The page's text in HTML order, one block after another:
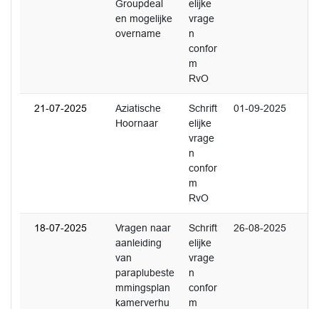
Groupdeal
en mogelijke
overname
elijke
vrage
n
confor
m
RvO
21-07-2025
Aziatische
Hoornaar
Schrift
elijke
vrage
n
confor
m
RvO
01-09-2025
18-07-2025
Vragen naar
aanleiding
van
paraplubeste
mmingsplan
kamerverhu
Schrift
elijke
vrage
n
confor
m
26-08-2025